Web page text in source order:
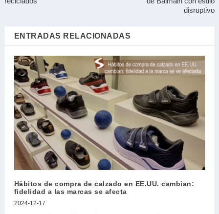
disruptivo
ENTRADAS RELACIONADAS
Hábitos de compra de calzado en EE.UU. cambian:
fidelidad a las marcas se afecta
2024-12-17